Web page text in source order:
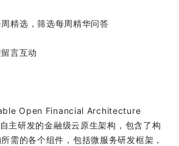
精选，筛选每周精华问答
言互动
Open Financial Architecture
主研发的金融级云原生架构，包含了构
需的各个组件，包括微服务研发框架，